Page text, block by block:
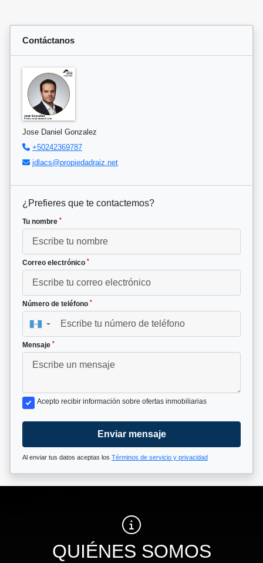
Contáctanos
Jose Daniel Gonzalez
+50242369787
jdlacs@propiedadraiz.net
¿Prefieres que te contactemos?
Tu nombre *
Correo electrónico *
Número de teléfono *
▼
Mensaje *
Acepto recibir información sobre ofertas inmobiliarias
Enviar mensaje
Al enviar tus datos aceptas los Términos de servicio y privacidad
QUIÉNES SOMOS